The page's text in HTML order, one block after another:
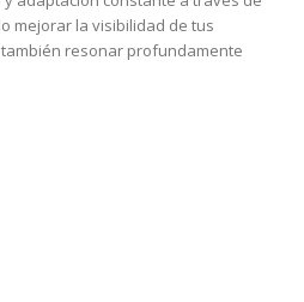
mejorar la visibilidad de tus
resonar profundamente